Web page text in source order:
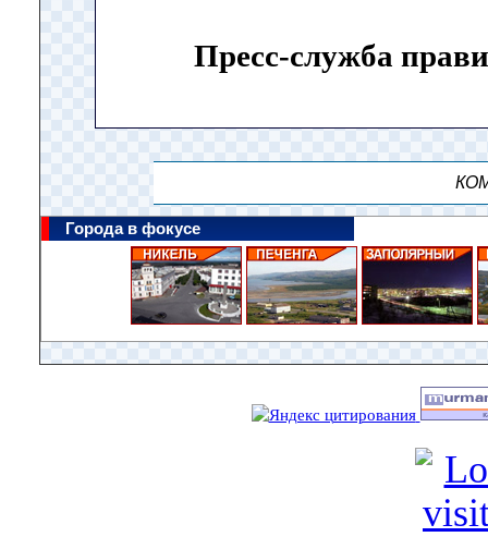
Пресс-служба
Города в фокусе